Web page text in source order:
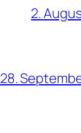
2.
28.